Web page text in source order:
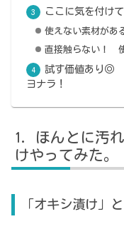
ここに気を付け
使えない素材があ
直接触らない！
試す価値あり◎
ヨナラ！
ほんとに汚
けやってみた。
「オキシ漬け」